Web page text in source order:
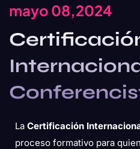
mayo 08,2024
La Certificación
proceso formativo para